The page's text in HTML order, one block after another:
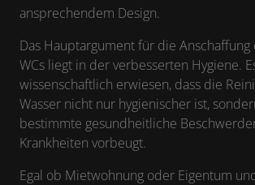
ansprechendem Design.
Das Hauptargument für die Anschaffung
WCs liegt in der verbesserten Hygiene.
wissenschaftlich erwiesen, dass die
Wasser nicht nur hygienischer ist,
bestimmte gesundheitliche
Krankheiten vorbeugt.
Egal ob Mietwohnung oder Eigentum